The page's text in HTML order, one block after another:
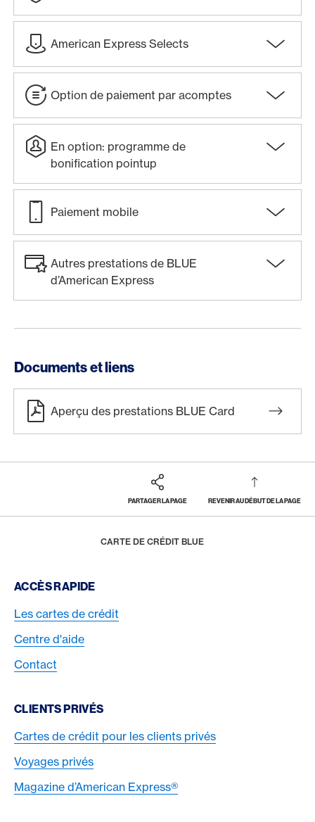
American Express Selects
Option de paiement par acomptes
En option: programme de
bonification pointup
Paiement mobile
Autres prestations de BLUE
d’American Express
Documents et liens
Aperçu des prestations BLUE Card
PARTAGER LA PAGE REVENIR AU DÉBUT DE LA PAGE
CARTE DE CRÉDIT BLUE
Footer Navigation
ACCÈS RAPIDE
Les cartes de crédit
Centre d'aide
Contact
CLIENTS PRIVÉS
Cartes de crédit pour les clients privés
Voyages privés
Magazine d’American Express®